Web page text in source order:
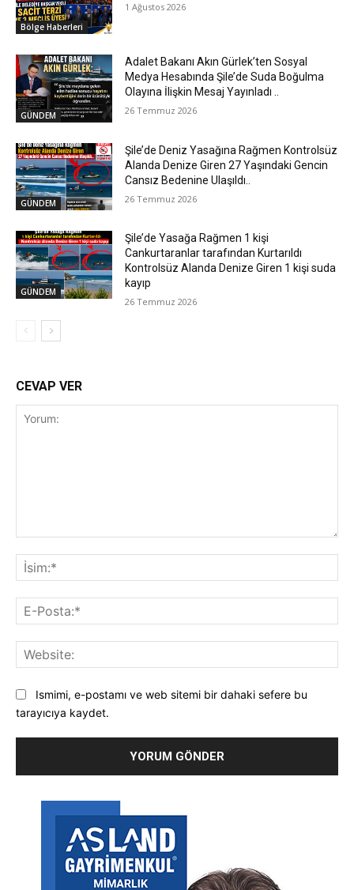
Bölge Haberleri
1 Ağustos 2026
GÜNDEM
Adalet Bakanı Akın Gürlek’ten Sosyal
Medya Hesabında Şile’de Suda Boğulma
Olayına İlişkin Mesaj Yayınladı ..
26 Temmuz 2026
GÜNDEM
Şile’de Deniz Yasağına Rağmen Kontrolsüz
Alanda Denize Giren 27 Yaşındaki Gencin
Cansız Bedenine Ulaşıldı..
26 Temmuz 2026
GÜNDEM
Şile’de Yasağa Rağmen 1 kişi
Cankurtaranlar tarafından Kurtarıldı
Kontrolsüz Alanda Denize Giren 1 kişi suda
kayıp
26 Temmuz 2026
CEVAP VER
Ismimi, e-postamı ve web sitemi bir dahaki sefere bu
tarayıcıya kaydet.